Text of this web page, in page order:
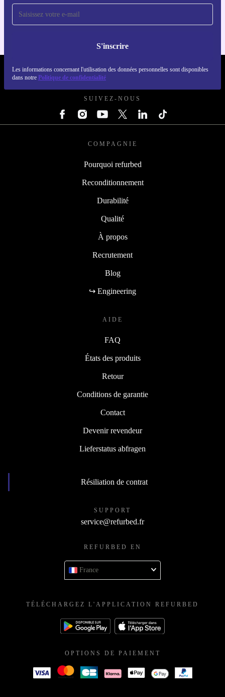
S'inscrire
Les informations concernant l'utilisation des données personnelles sont disponibles
dans notre Politique de confidentialité
Pour iOS et Android
REFURBED FRANCE - RETHINK NEW.
SUIVEZ-NOUS
COMPAGNIE
Pourquoi refurbed
Reconditionnement
Durabilité
Qualité
À propos
Recrutement
Blog
↪ Engineering
AIDE
FAQ
États des produits
Retour
Conditions de garantie
Contact
Devenir revendeur
Lieferstatus abfragen
Résiliation de contrat
SUPPORT
service@refurbed.fr
REFURBED EN
France
TÉLÉCHARGEZ L'APPLICATION REFURBED
OPTIONS DE PAIEMENT